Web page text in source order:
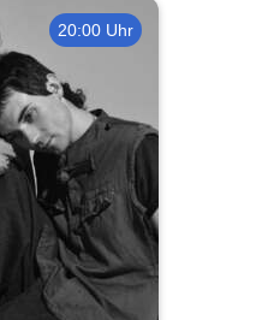
20:00 Uhr